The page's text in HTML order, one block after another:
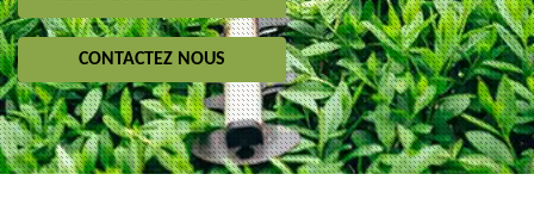
CONTACTEZ NOUS